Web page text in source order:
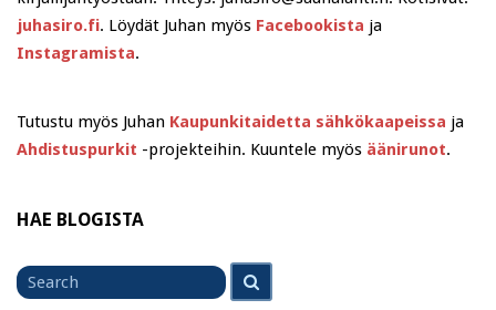
juhasiro.fi. Löydät Juhan myös Facebookista ja
Instagramista.
Tutustu myös Juhan Kaupunkitaidetta sähkökaapeissa ja
Ahdistuspurkit -projekteihin. Kuuntele myös äänirunot.
HAE BLOGISTA
Search
for